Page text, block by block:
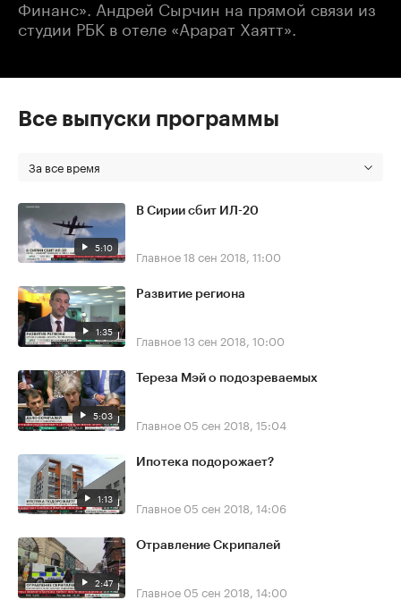
Финанс». Андрей Сырчин на прямой связи из
студии РБК в отеле «Арарат Хаятт».
Все выпуски программы
За все время
5:10
В Сирии сбит ИЛ-20
Главное18 сен 2018, 11:00
1:35
Развитие региона
Главное13 сен 2018, 10:00
5:03
Тереза Мэй о подозреваемых
Главное 05 сен 2018, 15:04
1:13
Ипотека подорожает?
Главное 05 сен 2018, 14:06
2:47
Отравление Скрипалей
Главное 05 сен 2018, 14:00